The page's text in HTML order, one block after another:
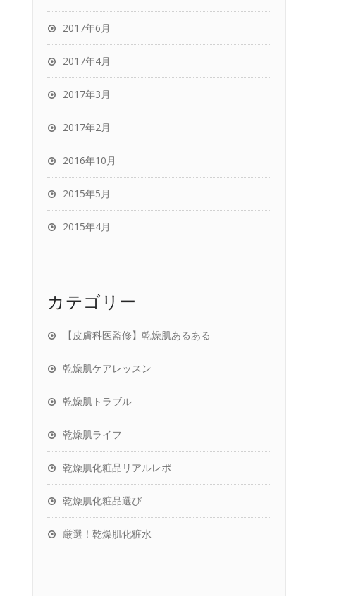
2017年6月
2017年4月
2017年3月
2017年2月
2016年10月
2015年5月
2015年4月
カテゴリー
【皮膚科医監修】乾燥肌あるある
乾燥肌ケアレッスン
乾燥肌トラブル
乾燥肌ライフ
乾燥肌化粧品リアルレポ
乾燥肌化粧品選び
厳選！乾燥肌化粧水